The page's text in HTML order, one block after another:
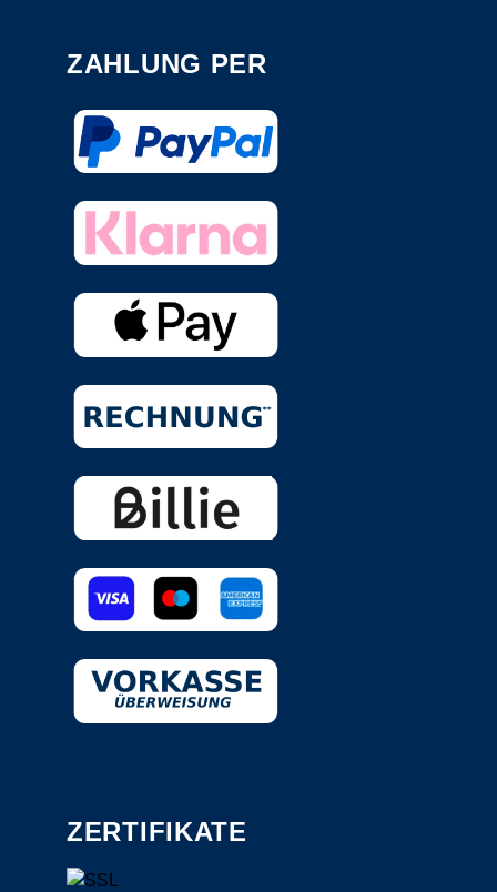
ZAHLUNG PER
ZERTIFIKATE